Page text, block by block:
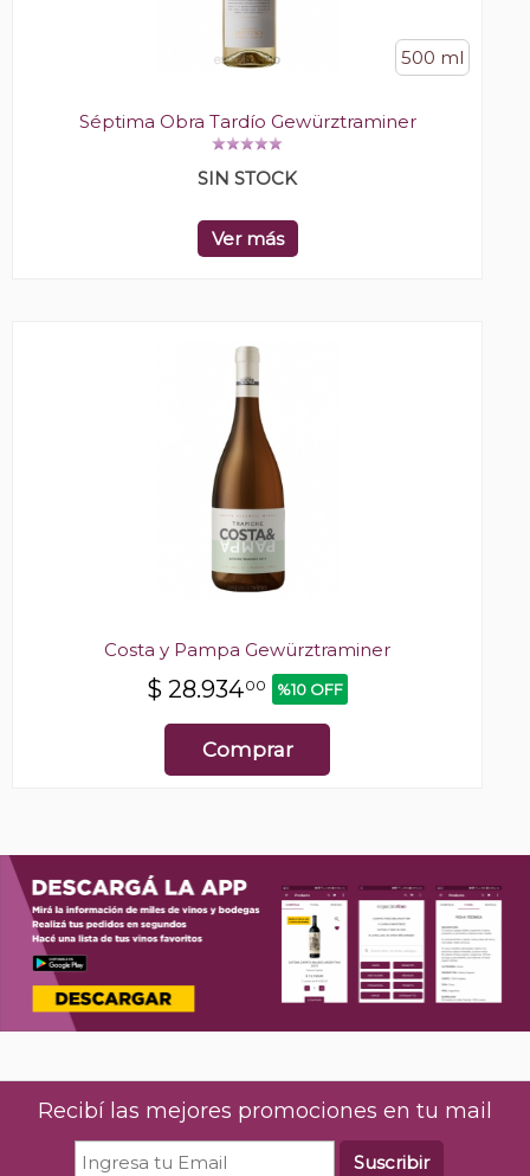
500 ml
Séptima Obra Tardío Gewürztraminer
SIN STOCK
Ver más
Costa y Pampa Gewürztraminer
$ 28.93400 %10 OFF
Comprar
Recibí las mejores promociones en tu mail
Suscribir